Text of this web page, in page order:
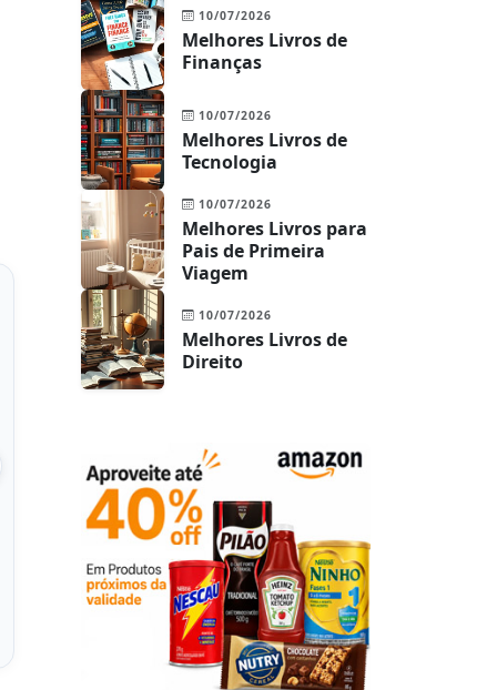
- 160 Páginas
Wire-o - Planos
10/07/2026
Melhores Livros de
Finanças
10/07/2026
Melhores Livros de
Tecnologia
10/07/2026
Melhores Livros para
Pais de Primeira
Viagem
10/07/2026
Melhores Livros de
Direito